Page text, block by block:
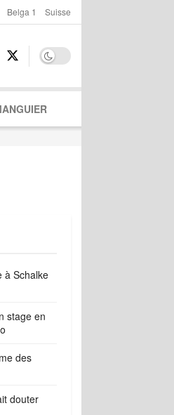
Belga 1 Suisse
à Schalke
stage en
des
douter